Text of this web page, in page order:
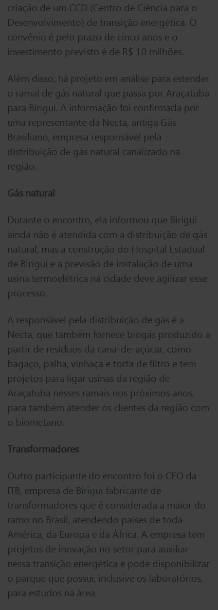
criação de um CCD (Centro de Ciência para o
Desenvolvimento) de transição energética. O
convênio é pelo prazo de cinco anos e o
investimento previsto é de R$ 10 milhões.
Além disso, há projeto em análise para estender
o ramal de gás natural que passa por Araçatuba
para Birigui. A informação foi confirmada por
uma representante da Necta, antiga Gás
Brasiliano, empresa responsável pela
distribuição de gás natural canalizado na
região.
Gás natural
Durante o encontro, ela informou que Birigui
ainda não é atendida com a distribuição de gás
natural, mas a construção do Hospital Estadual
de Birigui e a previsão de instalação de uma
usina termoelétrica na cidade deve agilizar esse
processo.
A responsável pela distribuição de gás é a
Necta, que também fornece biogás produzido a
partir de resíduos da cana-de-açúcar, como
bagaço, palha, vinhaça e torta de filtro e tem
projetos para ligar usinas da região de
Araçatuba nesses ramais nos próximos anos,
para também atender os clientes da região com
o biometano.
Transformadores
Outro participante do encontro foi o CEO da
ITB, empresa de Birigui fabricante de
transformadores que é considerada a maior do
ramo no Brasil, atendendo países de toda
América, da Europa e da África. A empresa tem
projetos de inovação no setor para auxiliar
nessa transição energética e pode disponibilizar
o parque que possui, inclusive os laboratórios,
para estudos na área.